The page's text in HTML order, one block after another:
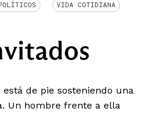
VIDA COTIDIANA
de pie sosteniendo una
Un hombre frente a ella